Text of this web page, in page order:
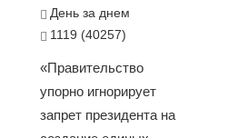
День за днем
1119 (40257)
«Правительство
упорно игнорирует
запрет президента на